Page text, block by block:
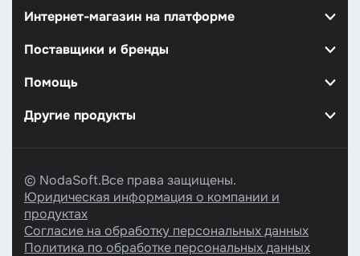
Интернет-магазин на платформе
Поставщики и бренды
Помощь
Другие продукты
© NodaSoft.Все права защищены.
Юридическая информация о компании и
продуктах
Согласие на обработку персональных данных
Политика по обработке персональных данных